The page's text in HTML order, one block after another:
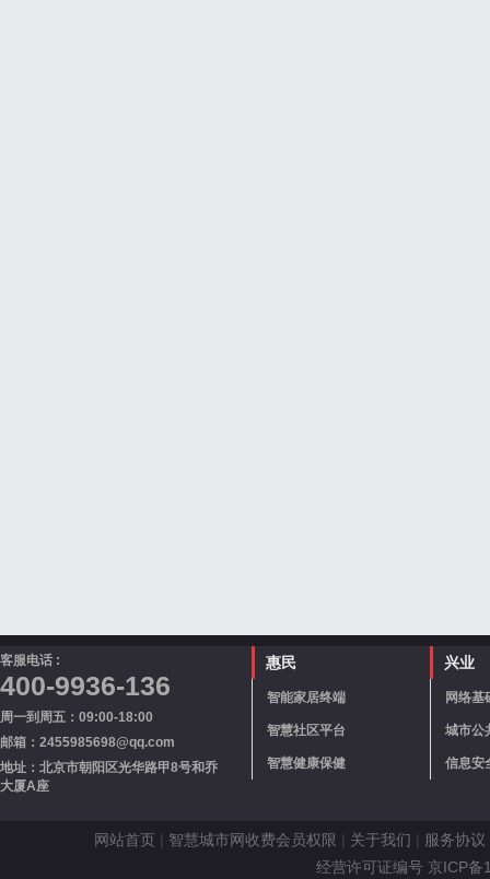
客服电话 :
400-9936-136
周一到周五：09:00-18:00
邮箱：2455985698@qq.com
地址：北京市朝阳区光华路甲8号和乔
大厦A座
惠民
智能家居终端
智慧社区平台
智慧健康保健
兴业
网络基
城市公
信息安
网站首页 | 智慧城市网收费会员权限 | 关于我们 | 服务协议
经营许可证编号 京ICP